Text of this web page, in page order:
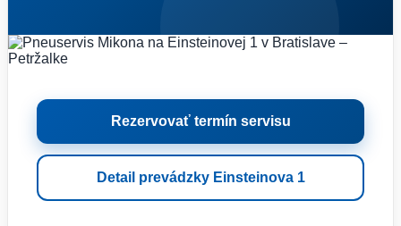
Rezervovať termín servisu
Detail prevádzky Einsteinova 1